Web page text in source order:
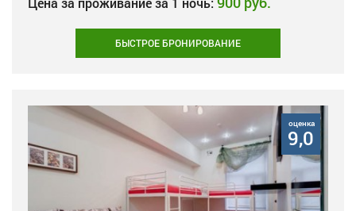
БЫСТРОЕ БРОНИРОВАНИЕ
оценка
9,0